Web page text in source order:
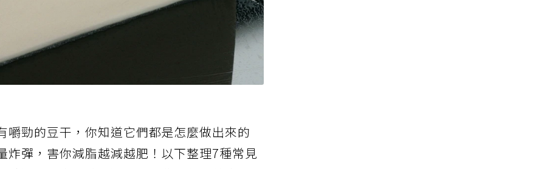
勁的豆干，你知道它們都是怎麼做出來的
炸彈，害你減脂越減越肥！以下整理7種常見